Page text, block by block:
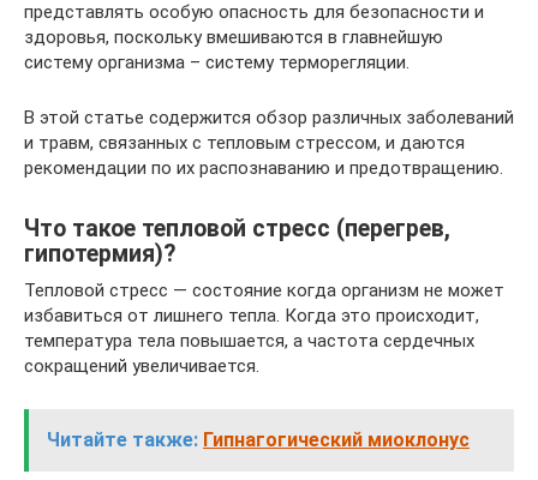
представлять особую опасность для безопасности и
здоровья, поскольку вмешиваются в главнейшую
систему организма – систему терморегляции.
В этой статье содержится обзор различных заболеваний
и травм, связанных с тепловым стрессом, и даются
рекомендации по их распознаванию и предотвращению.
Что такое тепловой стресс (перегрев,
гипотермия)?
Тепловой стресс — состояние когда организм не может
избавиться от лишнего тепла. Когда это происходит,
температура тела повышается, а частота сердечных
сокращений увеличивается.
Читайте также: Гипнагогический миоклонус